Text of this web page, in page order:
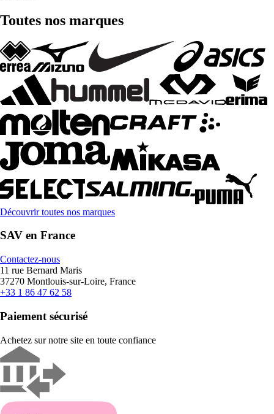
Toutes nos marques
Découvrir toutes nos marques
SAV en France
Contactez-nous
11 rue Bernard Maris
37270 Montlouis-sur-Loire, France
+33 1 86 47 62 58
Paiement sécurisé
Achetez sur notre site en toute confiance